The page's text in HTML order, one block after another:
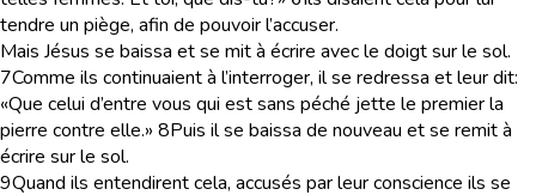
tendre un piège, afin de pouvoir l’accuser.
Mais Jésus se baissa et se mit à écrire avec le doigt sur le sol.
7Comme ils continuaient à l’interroger, il se redressa et leur dit:
«Que celui d’entre vous qui est sans péché jette le premier la
pierre contre elle.» 8Puis il se baissa de nouveau et se remit à
écrire sur le sol.
9Quand ils entendirent cela, accusés par leur conscience ils se